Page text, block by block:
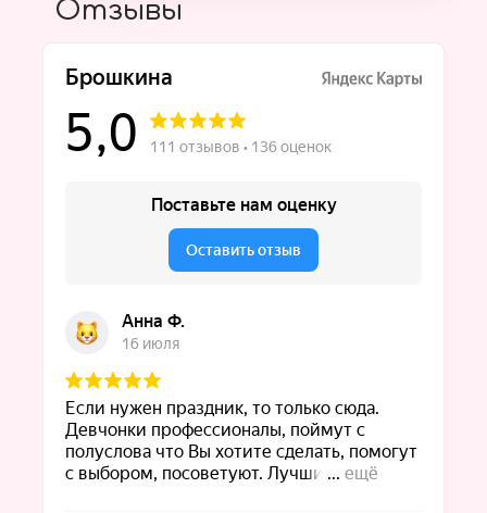
Отзывы